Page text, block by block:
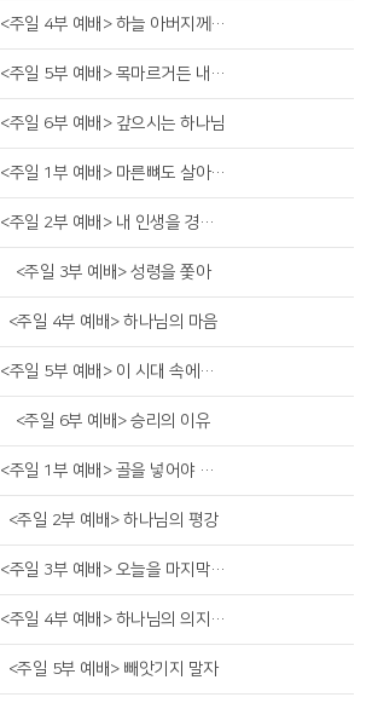
<주일 4부 예배> 하늘 아버지께서 구하는 자에게
<주일 5부 예배> 목마르거든 내게로 와서 마시라
<주일 6부 예배> 갚으시는 하나님
<주일 1부 예배> 마른뼈도 살아난다
<주일 2부 예배> 내 인생을 경작하고 지켜내야 합니다
<주일 3부 예배> 성령을 쫓아
<주일 4부 예배> 하나님의 마음
<주일 5부 예배> 이 시대 속에서 예수님 따라가기
<주일 6부 예배> 승리의 이유
<주일 1부 예배> 골을 넣어야 이깁니다
<주일 2부 예배> 하나님의 평강
<주일 3부 예배> 오늘을 마지막으로 사는 그리스도인
<주일 4부 예배> 하나님의 의지(GOD's Will)
<주일 5부 예배> 빼앗기지 말자